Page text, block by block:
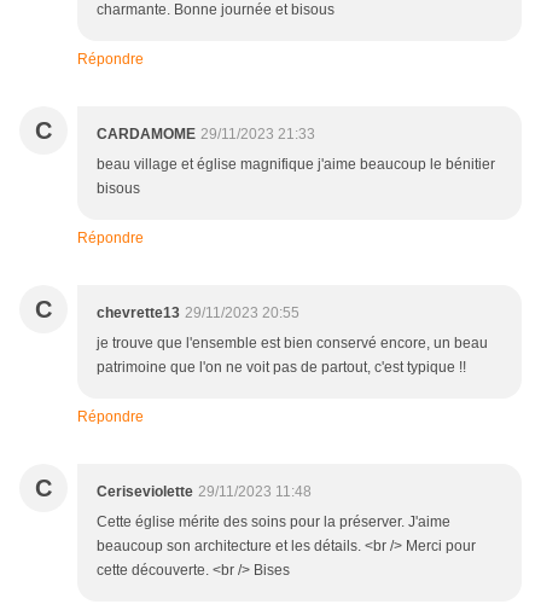
charmante. Bonne journée et bisous
Répondre
C CARDAMOME 29/11/2023 21:33
beau village et église magnifique j'aime beaucoup le bénitier
bisous
Répondre
C chevrette13 29/11/2023 20:55
je trouve que l'ensemble est bien conservé encore, un beau
patrimoine que l'on ne voit pas de partout, c'est typique !!
Répondre
C Ceriseviolette 29/11/2023 11:48
Cette église mérite des soins pour la préserver. J'aime
beaucoup son architecture et les détails. <br /> Merci pour
cette découverte. <br /> Bises